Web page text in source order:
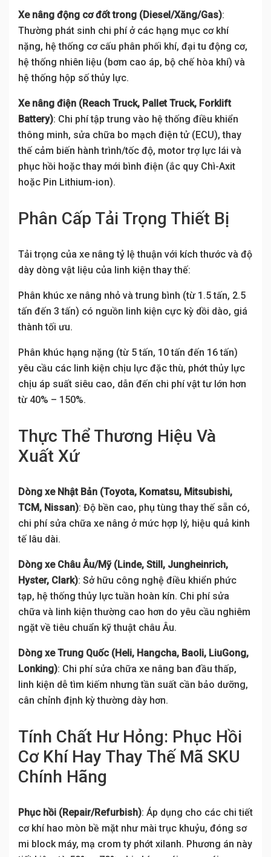
Xe nâng động cơ đốt trong (Diesel/Xăng/Gas):
Thường phát sinh chi phí ở các hạng mục cơ khí
nặng, hệ thống cơ cấu phân phối khí, đại tu động cơ,
hệ thống nhiên liệu (bơm cao áp, bộ chế hòa khí) và
hệ thống hộp số thủy lực.
Xe nâng điện (Reach Truck, Pallet Truck, Forklift
Battery): Chi phí tập trung vào hệ thống điều khiển
thông minh, sửa chữa bo mạch điện tử (ECU), thay
thế cảm biến hành trình/tốc độ, motor trợ lực lái và
phục hồi hoặc thay mới bình điện (ắc quy Chì-Axit
hoặc Pin Lithium-ion).
Phân Cấp Tải Trọng Thiết Bị
Tải trọng của xe nâng tỷ lệ thuận với kích thước và độ
dày dòng vật liệu của linh kiện thay thế:
Phân khúc xe nâng nhỏ và trung bình (từ 1.5 tấn, 2.5
tấn đến 3 tấn) có nguồn linh kiện cực kỳ dồi dào, giá
thành tối ưu.
Phân khúc hạng nặng (từ 5 tấn, 10 tấn đến 16 tấn)
yêu cầu các linh kiện chịu lực đặc thù, phớt thủy lực
chịu áp suất siêu cao, dẫn đến chi phí vật tư lớn hơn
từ 40% – 150%.
Thực Thể Thương Hiệu Và
Xuất Xứ
Dòng xe Nhật Bản (Toyota, Komatsu, Mitsubishi,
TCM, Nissan): Độ bền cao, phụ tùng thay thế sẵn có,
chi phí sửa chữa xe nâng ở mức hợp lý, hiệu quả kinh
tế lâu dài.
Dòng xe Châu Âu/Mỹ (Linde, Still, Jungheinrich,
Hyster, Clark): Sở hữu công nghệ điều khiển phức
tạp, hệ thống thủy lực tuần hoàn kín. Chi phí sửa
chữa và linh kiện thường cao hơn do yêu cầu nghiêm
ngặt về tiêu chuẩn kỹ thuật châu Âu.
Dòng xe Trung Quốc (Heli, Hangcha, Baoli, LiuGong,
Lonking): Chi phí sửa chữa xe nâng ban đầu thấp,
linh kiện dễ tìm kiếm nhưng tần suất cần bảo dưỡng,
cân chỉnh định kỳ thường dày hơn.
Tính Chất Hư Hỏng: Phục Hồi
Cơ Khí Hay Thay Thế Mã SKU
Chính Hãng
Phục hồi (Repair/Refurbish): Áp dụng cho các chi tiết
cơ khí hao mòn bề mặt như mài trục khuỷu, đóng sơ
mi block máy, mạ crom ty phớt xilanh. Phương án này